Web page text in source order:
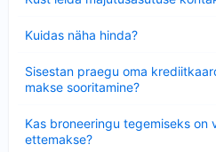
Kuidas näha hinda?
Sisestan praegu oma
makse sooritamine?
Kas broneeringu tegemiseks on
ettemakse?